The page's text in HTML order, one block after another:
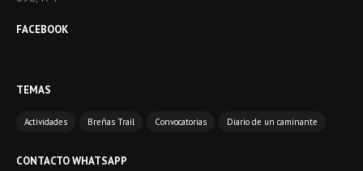
FACEBOOK
TEMAS
Actividades Breñas Trail Convocatorias Diario de un caminante
CONTACTO WHATSAPP